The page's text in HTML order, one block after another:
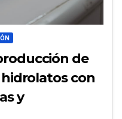
de
hidrolatos con
y